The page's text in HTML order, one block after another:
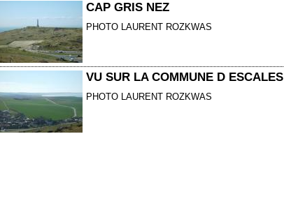
CAP GRIS NEZ
PHOTO LAURENT ROZKWAS
VU SUR LA COMMUNE D ESCALES
PHOTO LAURENT ROZKWAS